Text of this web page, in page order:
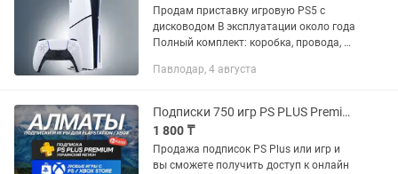
Продам приставку игровую PS5 с
дисководом В эксплуатации около года
Полный комплект: коробка, провода, 1
подставка Куплены подписка на 12
Павлодар, 4 августа
Подписки 750 игр PS PLUS Premium, Extra, Создание аккаунтов, Игры FC25 UFC5
1 800 ₸
Продажа подписок PS Plus или игр и
вы сможете получить доступ к онлайн